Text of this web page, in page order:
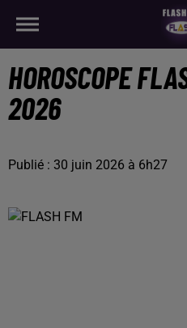
HOROSCOPE
2026
Publié : 30 juin 2026 à 6h27